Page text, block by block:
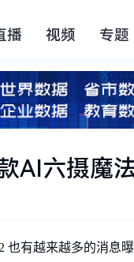
播 视频 专题
AI六摄魔
有越来越多的消息